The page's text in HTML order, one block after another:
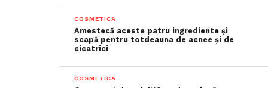
COSMETICA
Amestecă aceste patru ingrediente și
scapă pentru totdeauna de acnee și de
cicatrici
COSMETICA